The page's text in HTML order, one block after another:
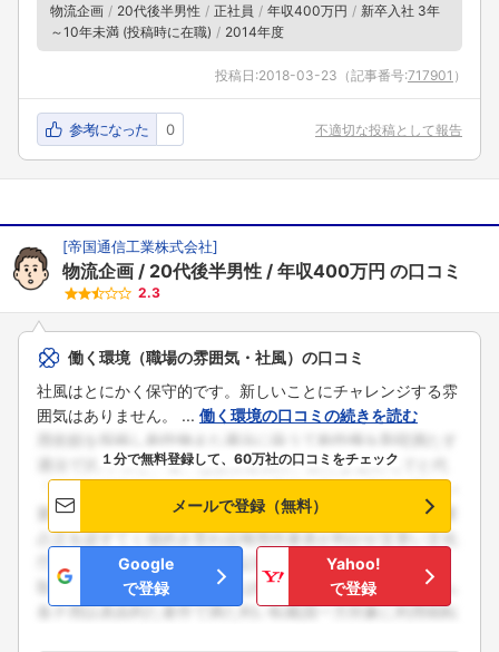
物流企画 20代後半男性 正社員 年収400万円
新卒入社 3年
～10年未満 (投稿時に在職)
2014年度
投稿日:2018-03-23 （記事番号:717901 ）
参考になった 0 不適切な投稿として報告
[帝国通信工業株式会社]
物流企画 20代後半男性 年収400万円 の口コミ
2.3
働く環境（職場の雰囲気・社風）の口コミ
社風はとにかく保守的です。新しいことにチャレンジする雰
囲気はありません。 ... 働く環境の口コミの続きを読む
１分で無料登録して、60万社の口コミをチェック
メールで登録（無料）
Google
で登録
Yahoo!
で登録